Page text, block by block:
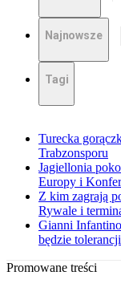
Najnowsze
Tagi
Turecka
Trabzonsporu
Jagiellonia
Europy i
Z kim zagrają
Rywale i
Gianni Infantino
będzie
Promowane treści